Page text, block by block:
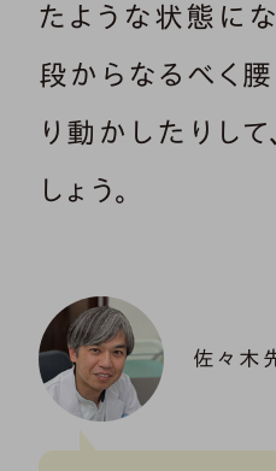
たような状態に
段からなるべく
り動かしたりし
しょう。
佐々木